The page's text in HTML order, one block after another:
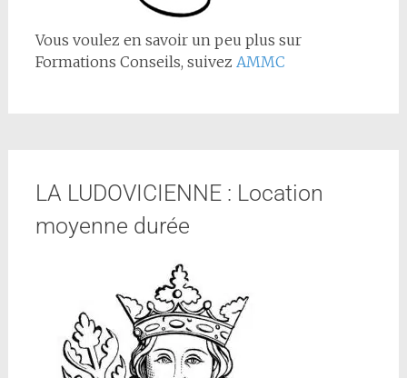
Vous voulez en savoir un peu plus sur
Formations Conseils, suivez AMMC
LA LUDOVICIENNE : Location
moyenne durée